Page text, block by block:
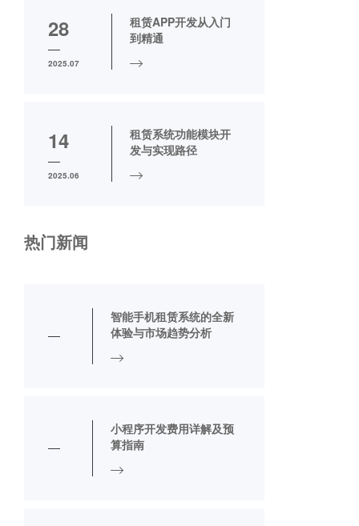
28
2025.07
租赁APP开发从入门
到精通
14
2025.06
租赁系统功能模块开
发与实现路径
热门新闻
智能手机租赁系统的全新
体验与市场趋势分析
小程序开发费用详解及预
算指南